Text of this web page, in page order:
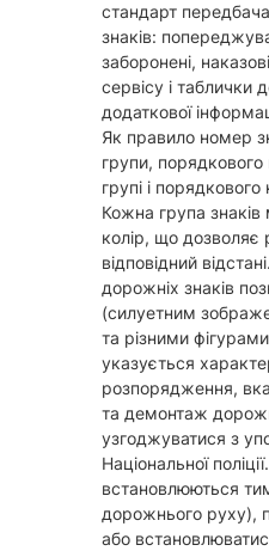
стандарт
знаків:
заборонені,
сервісу і таблички
додаткової
Як правило номер
групи, порядкового
групі і
Кожна група
колір, що дозволяє
відповідний
дорожніх знаків
(силуетним
та різними
указується
розпорядження,
та демонтаж
узгоджуватися з
Національної
встановлюються
дорожнього руху),
або